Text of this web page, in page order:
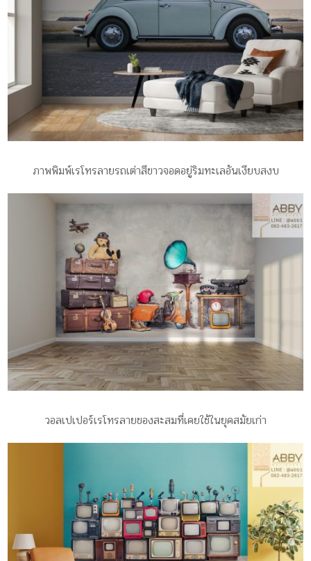
ภาพพิมพ์เรโทรลายรถเต่าสีขาวจอดอยู่ริมทะเลอันเงียบสงบ
วอลเปเปอร์เรโทรลายของสะสมที่เคยใช้ในยุคสมัยเก่า